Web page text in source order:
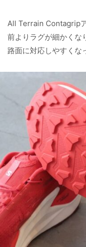
All Terrain Contagrip
前よりラグが細かくな
路面に対応しやすくな